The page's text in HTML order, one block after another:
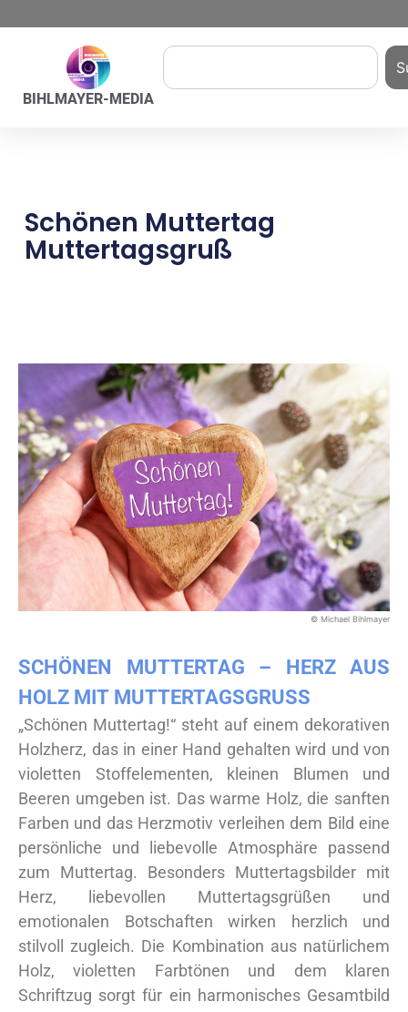
BIHLMAYER-MEDIA
Schönen Muttertag
Muttertagsgruß
© Michael Bihlmayer
SCHÖNEN MUTTERTAG – HERZ AUS
HOLZ MIT MUTTERTAGSGRUSS
„Schönen Muttertag!“ steht auf einem dekorativen
Holzherz, das in einer Hand gehalten wird und von
violetten Stoffelementen, kleinen Blumen und
Beeren umgeben ist. Das warme Holz, die sanften
Farben und das Herzmotiv verleihen dem Bild eine
persönliche und liebevolle Atmosphäre passend
zum Muttertag. Besonders Muttertagsbilder mit
Herz, liebevollen Muttertagsgrüßen und
emotionalen Botschaften wirken herzlich und
stilvoll zugleich. Die Kombination aus natürlichem
Holz, violetten Farbtönen und dem klaren
Schriftzug sorgt für ein harmonisches Gesamtbild